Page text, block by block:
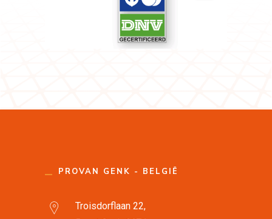
PROVAN GENK - BELGIË
Troisdorflaan 22,